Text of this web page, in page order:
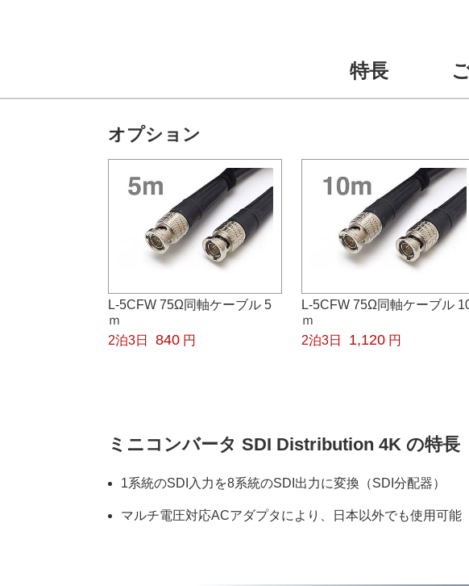
特長
オプション
L-5CFW 75Ω同軸ケーブル 5
ｍ
2泊3日
840 円
L-5CFW 75Ω同軸ケーブル
ｍ
2泊3日
1,120 円
ミニコンバータ SDI Distribution 4K の特長
1系統のSDI入力を8系統のSDI出力に変換（SDI分配器）
マルチ電圧対応ACアダプタにより、日本以外でも使用可能